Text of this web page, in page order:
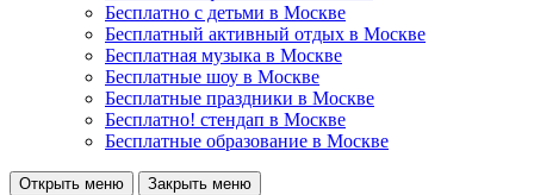
Бесплатно с детьми в Москве
Бесплатный активный отдых в Москве
Бесплатная музыка в Москве
Бесплатные шоу в Москве
Бесплатные праздники в Москве
Бесплатно! стендап в Москве
Бесплатные образование в Москве
Открыть меню Закрыть меню